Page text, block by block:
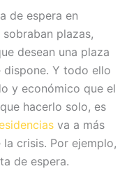
de espera en
plazas,
desean una plaza
dispone. Y todo ello
y económico que el
hacerlo solo, es
va a más
crisis. Por ejemplo,
de espera.